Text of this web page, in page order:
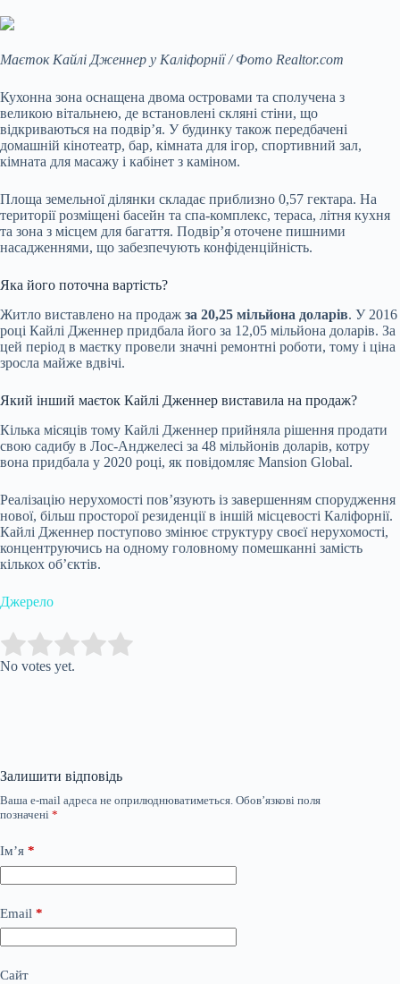
Маєток Кайлі Дженнер у Каліфорнії / Фото Realtor.com
Кухонна зона оснащена двома островами та сполучена з
великою вітальнею, де встановлені скляні стіни, що
відкриваються на подвір’я. У будинку також передбачені
домашній кінотеатр, бар, кімната для ігор, спортивний зал,
кімната для масажу і кабінет з каміном.
Площа земельної ділянки складає приблизно 0,57 гектара. На
території розміщені басейн та спа-комплекс, тераса, літня кухня
та зона з місцем для багаття. Подвір’я оточене пишними
насадженнями, що забезпечують конфіденційність.
Яка його поточна вартість?
Житло виставлено на продаж за 20,25 мільйона доларів. У 2016
році Кайлі Дженнер придбала його за 12,05 мільйона доларів. За
цей період в маєтку провели значні ремонтні роботи, тому і ціна
зросла майже вдвічі.
Який інший маєток Кайлі Дженнер виставила на продаж?
Кілька місяців тому Кайлі Дженнер прийняла рішення продати
свою садибу в Лос-Анджелесі за 48 мільйонів доларів, котру
вона придбала у 2020 році, як повідомляє Mansion Global.
Реалізацію нерухомості пов’язують із завершенням спорудження
нової, більш просторої резиденції в іншій місцевості Каліфорнії.
Кайлі Дженнер поступово змінює структуру своєї нерухомості,
концентруючись на одному головному помешканні замість
кількох об’єктів.
Джерело
Rate this item:
No votes yet.
Залишити відповідь
Ваша e-mail адреса не оприлюднюватиметься. Обов’язкові поля
позначені *
Ім’я *
Email *
Сайт